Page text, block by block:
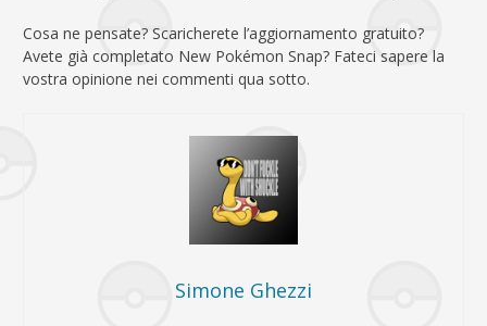
Cosa ne pensate? Scaricherete l’aggiornamento gratuito?
Avete già completato New Pokémon Snap? Fateci sapere la
vostra opinione nei commenti qua sotto.
Simone Ghezzi